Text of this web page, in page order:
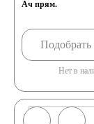
Ач прям.
Подобрать
Нет в